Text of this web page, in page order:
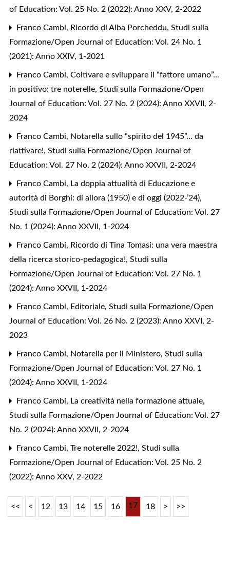
of Education: Vol. 25 No. 2 (2022): Anno XXV, 2-2022
Franco Cambi, Ricordo di Alba Porcheddu, Studi sulla
Formazione/Open Journal of Education: Vol. 24 No. 1
(2021): Anno XXIV, 1-2021
Franco Cambi, Coltivare e sviluppare il “fattore umano”...
in positivo: tre noterelle, Studi sulla Formazione/Open
Journal of Education: Vol. 27 No. 2 (2024): Anno XXVII, 2-
2024
Franco Cambi, Notarella sullo “spirito del 1945”... da
riattivare!, Studi sulla Formazione/Open Journal of
Education: Vol. 27 No. 2 (2024): Anno XXVII, 2-2024
Franco Cambi, La doppia attualità di Educazione e
autorità di Borghi: di allora (1950) e di oggi (2022-’24),
Studi sulla Formazione/Open Journal of Education: Vol. 27
No. 1 (2024): Anno XXVII, 1-2024
Franco Cambi, Ricordo di Tina Tomasi: una vera maestra
della ricerca storico-pedagogica!, Studi sulla
Formazione/Open Journal of Education: Vol. 27 No. 1
(2024): Anno XXVII, 1-2024
Franco Cambi, Editoriale, Studi sulla Formazione/Open
Journal of Education: Vol. 26 No. 2 (2023): Anno XXVI, 2-
2023
Franco Cambi, Notarella per il Ministero, Studi sulla
Formazione/Open Journal of Education: Vol. 27 No. 1
(2024): Anno XXVII, 1-2024
Franco Cambi, La creatività nella formazione attuale,
Studi sulla Formazione/Open Journal of Education: Vol. 27
No. 2 (2024): Anno XXVII, 2-2024
Franco Cambi, Tre noterelle 2022!, Studi sulla
Formazione/Open Journal of Education: Vol. 25 No. 2
(2022): Anno XXV, 2-2022
<< < 12 13 14 15 16 17 18 > >>